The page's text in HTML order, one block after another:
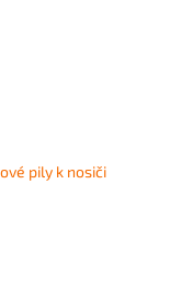
pily k nosiči